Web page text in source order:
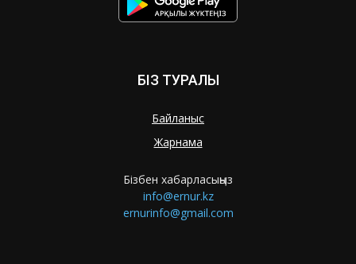
БІЗ ТУРАЛЫ
Байланыс
Жарнама
Бізбен хабарласыңыз
info@ernur.kz
ernurinfo@gmail.com